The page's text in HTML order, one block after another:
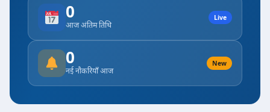
0
आज अंतिम तिथि
Live
0
नई नौकरियाँ आज
New